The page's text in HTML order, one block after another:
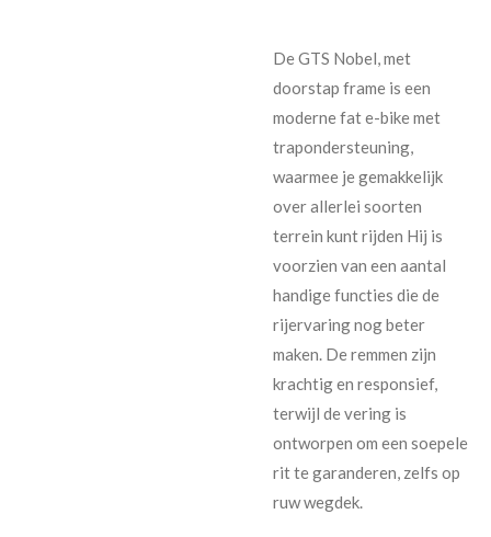
De GTS Nobel, met
doorstap frame is een
moderne fat e-bike met
trapondersteuning,
waarmee je gemakkelijk
over allerlei soorten
terrein kunt rijden Hij is
voorzien van een aantal
handige functies die de
rijervaring nog beter
maken. De remmen zijn
krachtig en responsief,
terwijl de vering is
ontworpen om een soepele
rit te garanderen, zelfs op
ruw wegdek.